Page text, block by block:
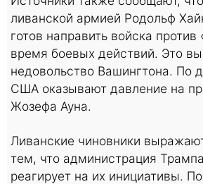
ливанской армией Родольф
готов направить войска
время боевых действий. Это
недовольство Вашингтона.
США оказывают давление на
Жозефа Ауна.
Ливанские чиновники
тем, что администрация
реагирует на их инициативы.